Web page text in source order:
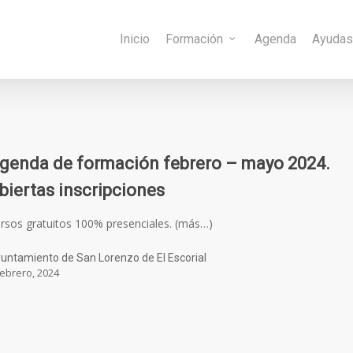
Inicio Formación Agenda Ayudas
de formación febrero – mayo 2024.
inscripciones
gratuitos 100% presenciales. (más…)
de San Lorenzo de El Escorial
2024